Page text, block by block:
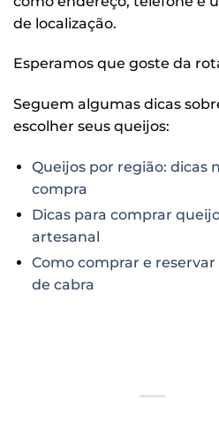
de localização.
Esperamos que goste da
Seguem algumas dicas
escolher seus queijos:
Queijos por região: dicas
compra
Dicas para comprar
artesanal
Como comprar e
de cabra